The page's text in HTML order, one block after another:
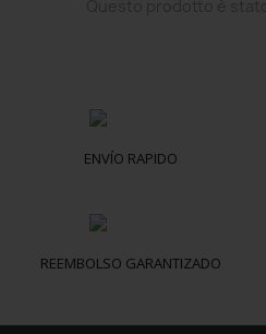
ENVÍO RAPIDO
REEMBOLSO GARANTIZADO